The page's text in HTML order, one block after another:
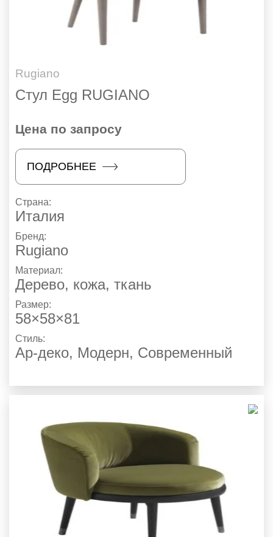
Rugiano
Стул Egg RUGIANO
Цена по запросу
ПОДРОБНЕЕ
Страна:
Италия
Бренд:
Rugiano
Материал:
Дерево, кожа, ткань
Размер:
58×58×81
Стиль:
Ар-деко, Модерн, Современный